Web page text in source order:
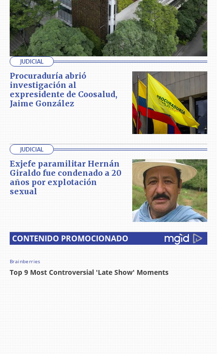
JUDICIAL
Procuraduría abrió
investigación al
expresidente de Coosalud,
Jaime González
JUDICIAL
Exjefe paramilitar Hernán
Giraldo fue condenado a 20
años por explotación
sexual